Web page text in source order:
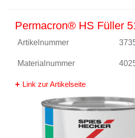
Permacron® HS Füller
Artikelnummer
Materialnummer
Link zur Artikelseite